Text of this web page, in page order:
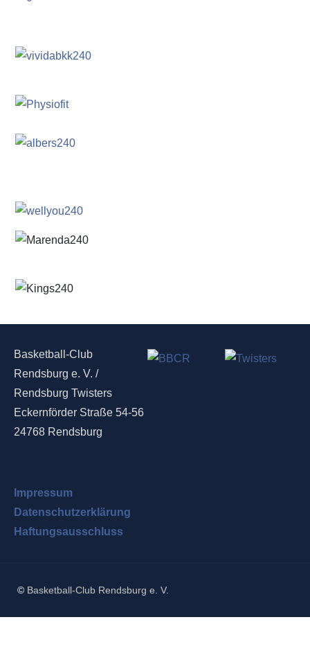
Basketball-Club
Rendsburg e. V. /
Rendsburg Twisters
Eckernförder Straße 54-56
24768 Rendsburg
Impressum
Datenschutzerklärung
Haftungsausschluss
© Basketball-Club Rendsburg e. V.